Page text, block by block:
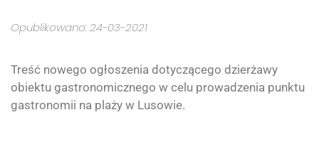
Opublikowano: 24-03-2021
Treść nowego ogłoszenia dotyczącego dzierżawy
obiektu gastronomicznego w celu prowadzenia punktu
gastronomii na plaży w Lusowie.